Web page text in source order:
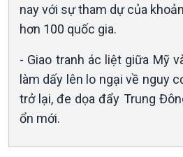
nay với sự tham dự của
hơn 100 quốc gia.
- Giao tranh ác liệt giữa Mỹ
làm dấy lên lo ngại về nguy
trở lại, đe dọa đẩy Trung
ổn mới.